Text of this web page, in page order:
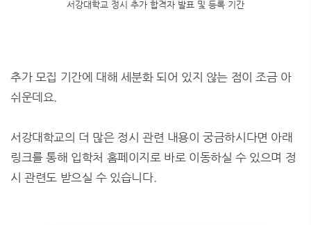
서강대학교 정시 추가 합격자 발표 및 등록 기간
추가 모집 기간에 대해 세분화 되어 있지 않는 점이 조금 아
쉬운데요.
서강대학교의 더 많은 정시 관련 내용이 궁금하시다면 아래
링크를 통해 입학처 홈페이지로 바로 이동하실 수 있으며 정
시 관련도 받으실 수 있습니다.